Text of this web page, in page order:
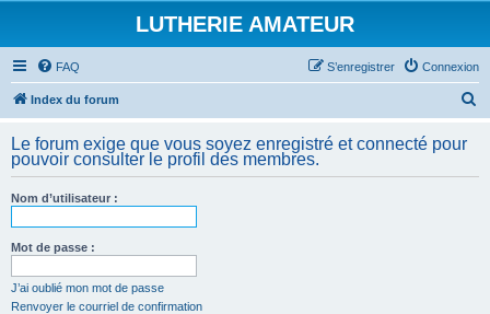
LUTHERIE AMATEUR
FAQ Connexion
S’enregistrer
Index du forum
h
Le forum exige que vous soyez enregistré et connecté pour
pouvoir consulter le profil des membres.
Nom d’utilisateur :
Mot de passe :
J’ai oublié mon mot de passe
Renvoyer le courriel de confirmation